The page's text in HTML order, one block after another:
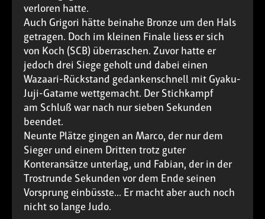
verloren hatte.
Auch Grigori hätte beinahe Bronze um den Hals
getragen. Doch im kleinen Finale liess er sich
von Koch (SCB) überraschen. Zuvor hatte er
jedoch drei Siege geholt und dabei einen
Wazaari-Rückstand gedankenschnell mit Gyaku-
Juji-Gatame wettgemacht. Der Stichkampf
am Schluß war nach nur sieben Sekunden
beendet.
Neunte Plätze gingen an Marco, der nur dem
Sieger und einem Dritten trotz guter
Konteransätze unterlag, und Fabian, der in der
Trostrunde Sekunden vor dem Ende seinen
Vorsprung einbüsste... Er macht aber auch noch
nicht so lange Judo.